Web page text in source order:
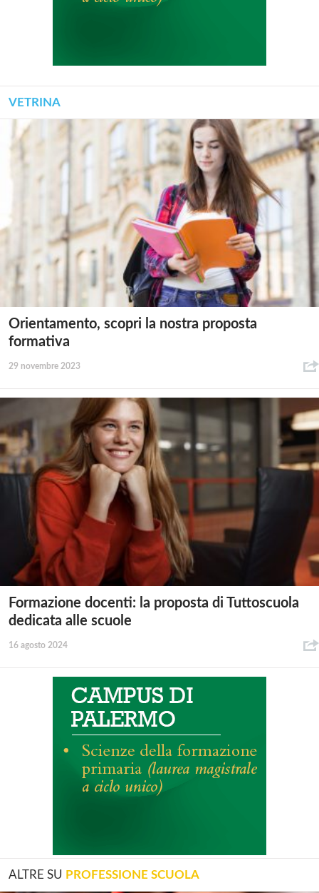
VETRINA
Orientamento, scopri la nostra proposta
formativa
29 novembre 2023
Formazione docenti: la proposta di Tuttoscuola
dedicata alle scuole
16 agosto 2024
ALTRE SU PROFESSIONE SCUOLA